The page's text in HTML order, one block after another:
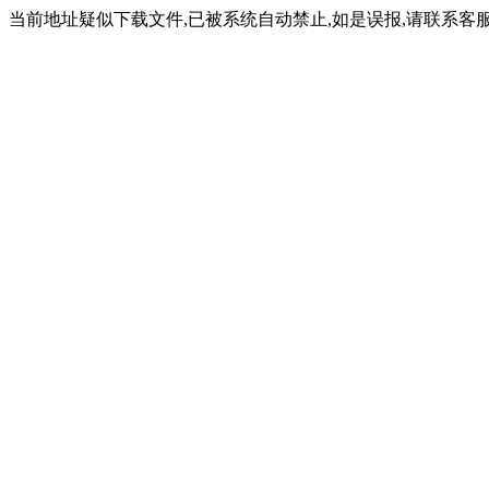
当前地址疑似下载文件,已被系统自动禁止,如是误报,请联系客